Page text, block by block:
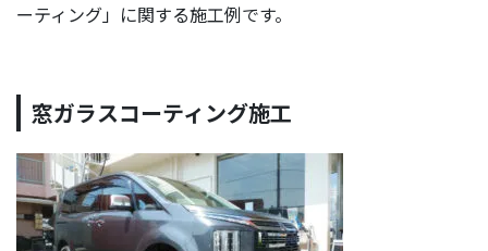
ーティング」に関する施工例です。
窓ガラスコーティング施工